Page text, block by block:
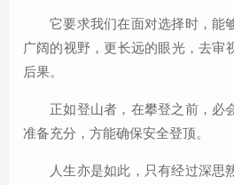
它要求我们在面对选择时，能
广阔的视野，更长远的眼光，去审
后果。
正如登山者，在攀登之前，必
准备充分，方能确保安全登顶。
人生亦是如此，只有经过深思